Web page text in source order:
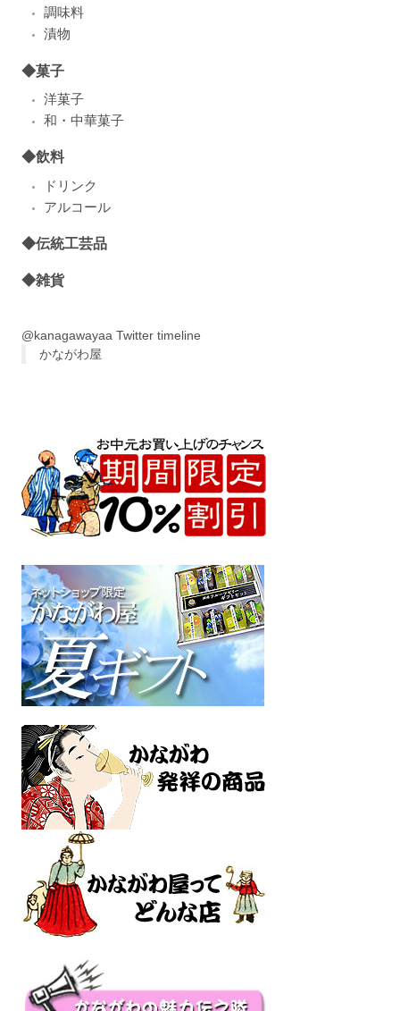
調味料
漬物
◆菓子
洋菓子
和・中華菓子
◆飲料
ドリンク
アルコール
◆伝統工芸品
◆雑貨
@kanagawayaa Twitter timeline
かながわ屋